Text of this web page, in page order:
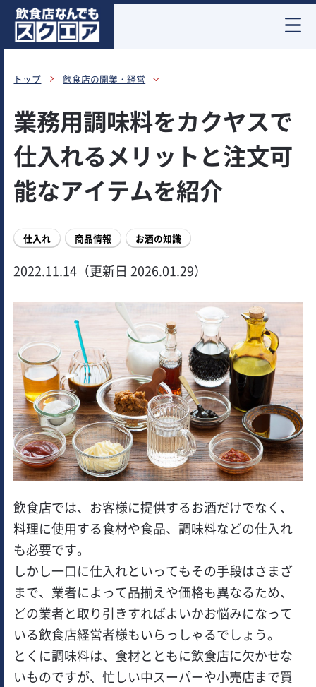
トップ 飲食店の開業・経営
業務用調味料をカクヤスで
仕入れるメリットと注文可
能なアイテムを紹介
仕入れ 商品情報 お酒の知識
2022.11.14（更新日 2026.01.29）
飲食店では、お客様に提供するお酒だけでなく、
料理に使用する食材や食品、調味料などの仕入れ
も必要です。
しかし一口に仕入れといってもその手段はさまざ
まで、業者によって品揃えや価格も異なるため、
どの業者と取り引きすればよいかお悩みになって
いる飲食店経営者様もいらっしゃるでしょう。
とくに調味料は、食材とともに飲食店に欠かせな
いものですが、忙しい中スーパーや小売店まで買